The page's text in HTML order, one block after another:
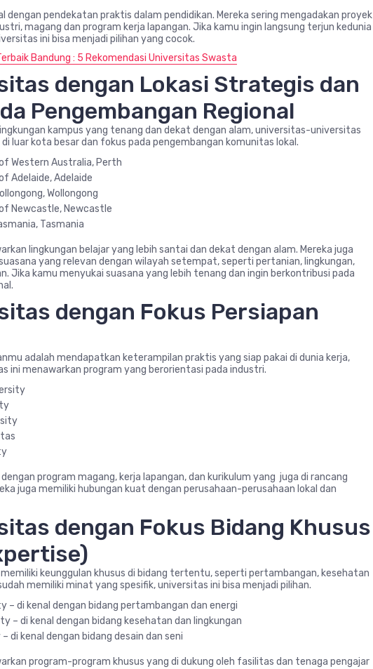
dengan pendekatan praktis dalam pendidikan. Mereka sering mengadakan proyek
magang dan program kerja lapangan. Jika kamu ingin langsung terjun kedunia
ini bisa menjadi pilihan yang cocok.
Bandung : 5 Rekomendasi Universitas Swasta
dengan Lokasi Strategis dan
Pengembangan Regional
kampus yang tenang dan dekat dengan alam, universitas-universitas
luar kota besar dan fokus pada pengembangan komunitas lokal.
Western Australia, Perth
Adelaide, Adelaide
Wollongong
Newcastle, Newcastle
Tasmania
lingkungan belajar yang lebih santai dan dekat dengan alam. Mereka juga
yang relevan dengan wilayah setempat, seperti pertanian, lingkungan,
Jika kamu menyukai suasana yang lebih tenang dan ingin berkontribusi pada
dengan Fokus Persiapan
adalah mendapatkan keterampilan praktis yang siap pakai di dunia kerja,
ini menawarkan program yang berorientasi pada industri.
program magang, kerja lapangan, dan kurikulum yang juga di rancang
juga memiliki hubungan kuat dengan perusahaan-perusahaan lokal dan
dengan Fokus Bidang Khusus
keunggulan khusus di bidang tertentu, seperti pertambangan, kesehatan
memiliki minat yang spesifik, universitas ini bisa menjadi pilihan.
– di kenal dengan bidang pertambangan dan energi
– di kenal dengan bidang kesehatan dan lingkungan
– di kenal dengan bidang desain dan seni
program-program khusus yang di dukung oleh fasilitas dan tenaga pengajar